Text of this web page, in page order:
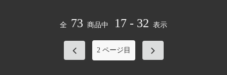
全 73 商品中 17 - 32 表示
2 ページ目